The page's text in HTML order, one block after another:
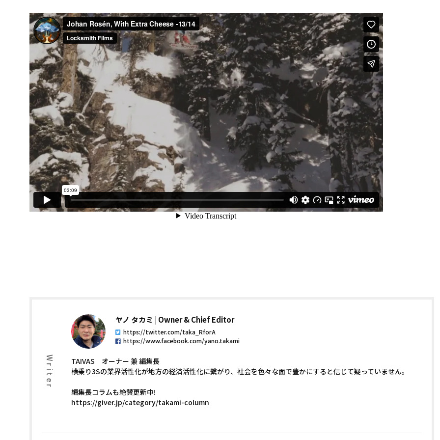
Writer
ヤノ タカミ Owner & Chief Editor
https://twitter.com/taka_RforA
https://www.facebook.com/yano.takami
TAIVAS オーナー 兼 編集長
横乗り3Sの業界活性化が地方の経済活性化に繋がり、社会を色々な面で豊かにすると信じて疑っていません。
編集長コラムも絶賛更新中!
https://giver.jp/category/takami-column